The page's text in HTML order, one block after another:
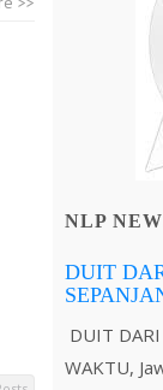
NLP
DUIT
DUIT DARI
WAKTU,